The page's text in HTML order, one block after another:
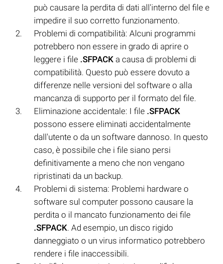
può causare la perdita di dati all'interno del file e
impedire il suo corretto funzionamento.
Problemi di compatibilità: Alcuni programmi
potrebbero non essere in grado di aprire o
leggere i file .SFPACK a causa di problemi di
compatibilità. Questo può essere dovuto a
differenze nelle versioni del software o alla
mancanza di supporto per il formato del file.
Eliminazione accidentale: I file .SFPACK
possono essere eliminati accidentalmente
dall'utente o da un software dannoso. In questo
caso, è possibile che i file siano persi
definitivamente a meno che non vengano
ripristinati da un backup.
Problemi di sistema: Problemi hardware o
software sul computer possono causare la
perdita o il mancato funzionamento dei file
.SFPACK. Ad esempio, un disco rigido
danneggiato o un virus informatico potrebbero
rendere i file inaccessibili.